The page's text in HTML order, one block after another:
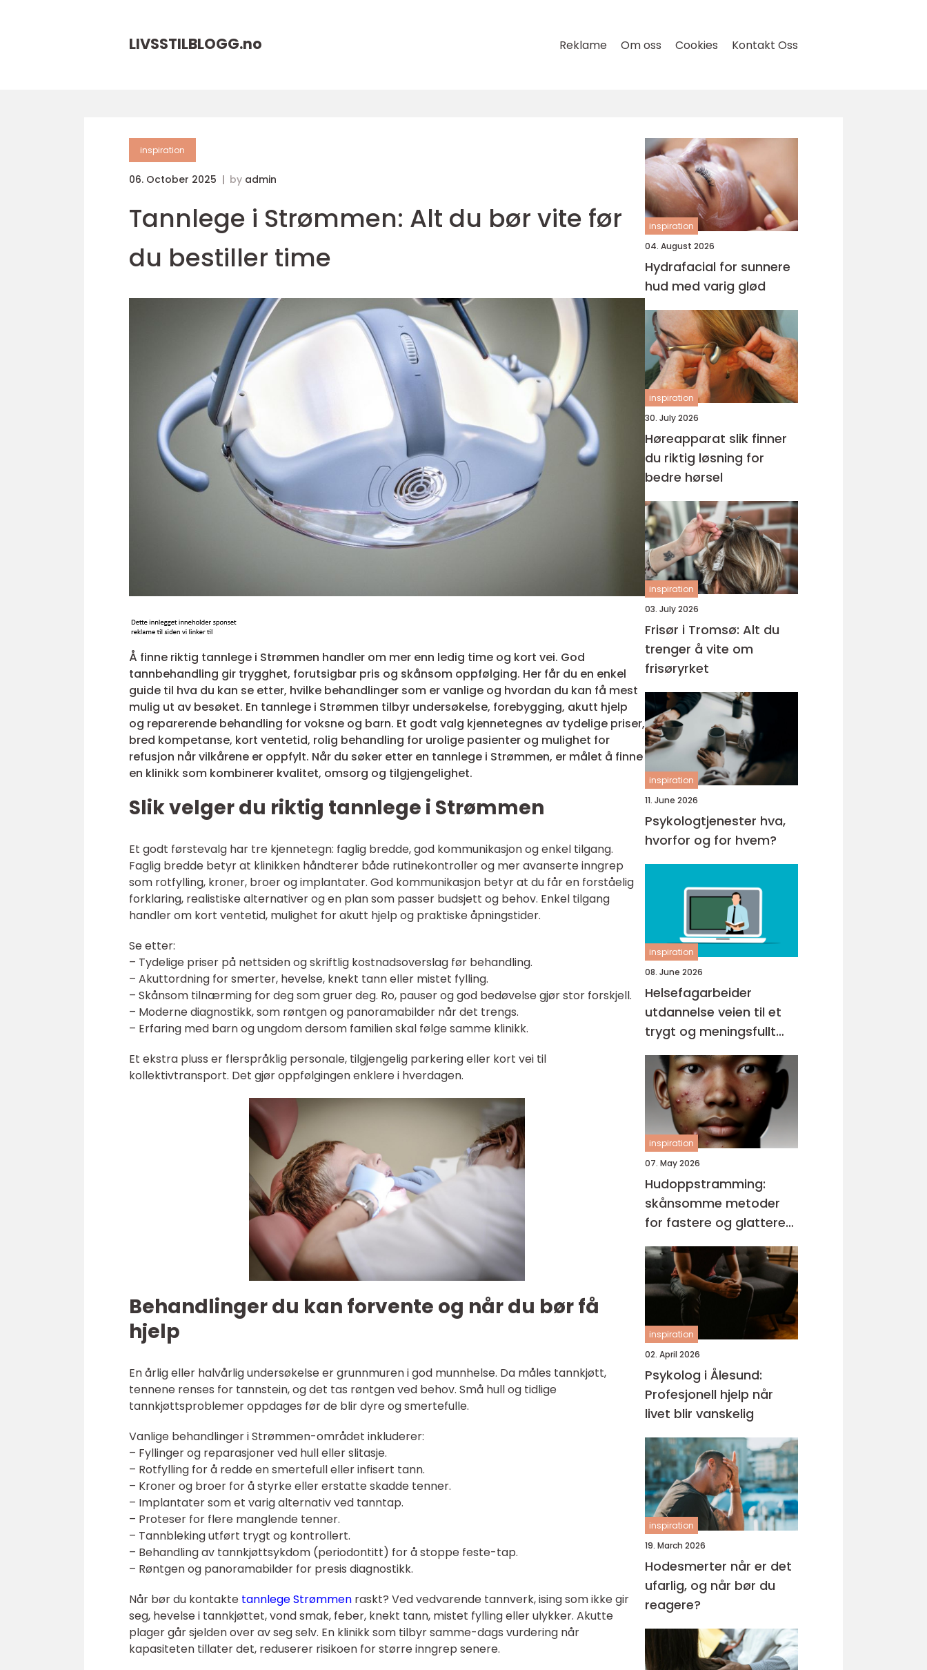
LIVSSTILBLOGG.no Reklame Om oss Cookies Kontakt Oss
inspiration
06. October 2025 by admin
Tannlege i Strømmen: Alt du bør vite før
du bestiller time
Å finne riktig tannlege i Strømmen handler om mer enn ledig time og kort vei. God
tannbehandling gir trygghet, forutsigbar pris og skånsom oppfølging. Her får du en enkel
guide til hva du kan se etter, hvilke behandlinger som er vanlige og hvordan du kan få mest
mulig ut av besøket. En tannlege i Strømmen tilbyr undersøkelse, forebygging, akutt hjelp
og reparerende behandling for voksne og barn. Et godt valg kjennetegnes av tydelige priser,
bred kompetanse, kort ventetid, rolig behandling for urolige pasienter og mulighet for
refusjon når vilkårene er oppfylt. Når du søker etter en tannlege i Strømmen, er målet å finne
en klinikk som kombinerer kvalitet, omsorg og tilgjengelighet.
Slik velger du riktig tannlege i Strømmen
Et godt førstevalg har tre kjennetegn: faglig bredde, god kommunikasjon og enkel tilgang.
Faglig bredde betyr at klinikken håndterer både rutinekontroller og mer avanserte inngrep
som rotfylling, kroner, broer og implantater. God kommunikasjon betyr at du får en forståelig
forklaring, realistiske alternativer og en plan som passer budsjett og behov. Enkel tilgang
handler om kort ventetid, mulighet for akutt hjelp og praktiske åpningstider.
Se etter:
– Tydelige priser på nettsiden og skriftlig kostnadsoverslag før behandling.
– Akuttordning for smerter, hevelse, knekt tann eller mistet fylling.
– Skånsom tilnærming for deg som gruer deg. Ro, pauser og god bedøvelse gjør stor forskjell.
– Moderne diagnostikk, som røntgen og panoramabilder når det trengs.
– Erfaring med barn og ungdom dersom familien skal følge samme klinikk.
Et ekstra pluss er flerspråklig personale, tilgjengelig parkering eller kort vei til
kollektivtransport. Det gjør oppfølgingen enklere i hverdagen.
Behandlinger du kan forvente og når du bør få
hjelp
En årlig eller halvårlig undersøkelse er grunnmuren i god munnhelse. Da måles tannkjøtt,
tennene renses for tannstein, og det tas røntgen ved behov. Små hull og tidlige
tannkjøttsproblemer oppdages før de blir dyre og smertefulle.
Vanlige behandlinger i Strømmen-området inkluderer:
– Fyllinger og reparasjoner ved hull eller slitasje.
– Rotfylling for å redde en smertefull eller infisert tann.
– Kroner og broer for å styrke eller erstatte skadde tenner.
– Implantater som et varig alternativ ved tanntap.
– Proteser for flere manglende tenner.
– Tannbleking utført trygt og kontrollert.
– Behandling av tannkjøttsykdom (periodontitt) for å stoppe feste-tap.
– Røntgen og panoramabilder for presis diagnostikk.
Når bør du kontakte tannlege Strømmen raskt? Ved vedvarende tannverk, ising som ikke gir
seg, hevelse i tannkjøttet, vond smak, feber, knekt tann, mistet fylling eller ulykker. Akutte
plager går sjelden over av seg selv. En klinikk som tilbyr samme-dags vurdering når
kapasiteten tillater det, reduserer risikoen for større inngrep senere.
inspiration
04. August 2026
Hydrafacial for sunnere
hud med varig glød
inspiration
30. July 2026
Høreapparat slik finner
du riktig løsning for
bedre hørsel
inspiration
03. July 2026
Frisør i Tromsø: Alt du
trenger å vite om
frisøryrket
inspiration
11. June 2026
Psykologtjenester hva,
hvorfor og for hvem?
inspiration
08. June 2026
Helsefagarbeider
utdannelse veien til et
trygt og meningsfullt
yrke
inspiration
07. May 2026
Hudoppstramming:
skånsomme metoder
for fastere og glattere
hud
inspiration
02. April 2026
Psykolog i Ålesund:
Profesjonell hjelp når
livet blir vanskelig
inspiration
19. March 2026
Hodesmerter når er det
ufarlig, og når bør du
reagere?